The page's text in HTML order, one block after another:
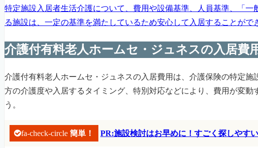
特定施設入居者生活介護について、費用や設備基準、人員基準、「
る施設は、一定の基準を満たしているため安心して入居することが
介護付有料老人ホームセ・ジュネスの入居費
介護付有料老人ホームセ・ジュネスの入居費用は、介護保険の特定
方の介護度や入居するタイミング、特別対応などにより、費用が変
う。
fa-check-circle 簡単！ PR:施設検討はお早めに！すごく探しやす